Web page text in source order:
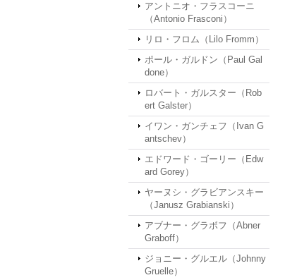
アントニオ・フラスコーニ
（Antonio Frasconi）
リロ・フロム（Lilo Fromm）
ポール・ガルドン（Paul Gal
done）
ロバート・ガルスター（Rob
ert Galster）
イワン・ガンチェフ（Ivan G
antschev）
エドワード・ゴーリー（Edw
ard Gorey）
ヤーヌシ・グラビアンスキー
（Janusz Grabianski）
アブナー・グラボフ（Abner
Graboff）
ジョニー・グルエル（Johnny
Gruelle）